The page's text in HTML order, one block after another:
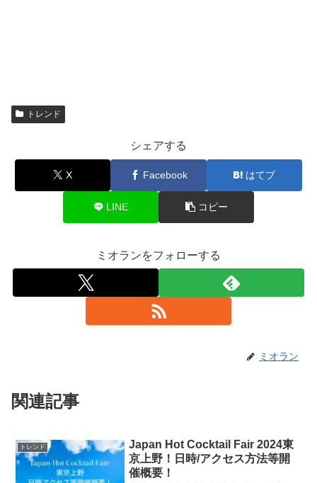
トレンド
シェアする
X Facebook はてブ
LINE コピー
ミオランをフォローする
ミオラン
関連記事
トレンド
Japan Hot Cocktail Fair 2024東
京上野！日時/アクセス方法等開
催概要！